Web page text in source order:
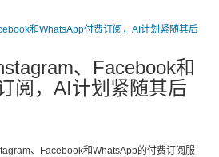
和WhatsApp付费订阅，AI计划紧随其后
、Facebook和
阅，AI计划紧随其后
、Facebook和WhatsApp的付费订阅服